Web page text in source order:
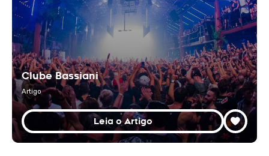
Clube Bassiani
Artigo
Leia o Artigo